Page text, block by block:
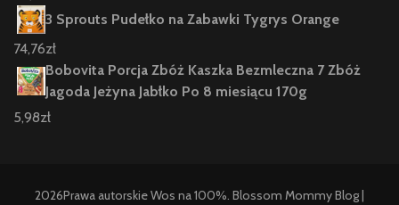
3 Sprouts Pudełko na Zabawki Tygrys Orange
74,76zł
Bobovita Porcja Zbóż Kaszka Bezmleczna 7 Zbóż
Jagoda Jeżyna Jabłko Po 8 miesiącu 170g
5,98zł
2026Prawa autorskieWos na 100%. Blossom Mommy Blog |